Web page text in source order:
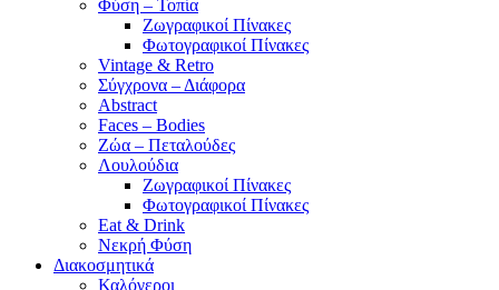
Φύση – Τοπία
Ζωγραφικοί Πίνακες
Φωτογραφικοί Πίνακες
Vintage & Retro
Σύγχρονα – Διάφορα
Abstract
Faces – Bodies
Ζώα – Πεταλούδες
Λουλούδια
Ζωγραφικοί Πίνακες
Φωτογραφικοί Πίνακες
Eat & Drink
Νεκρή Φύση
Διακοσμητικά
Καλόγεροι